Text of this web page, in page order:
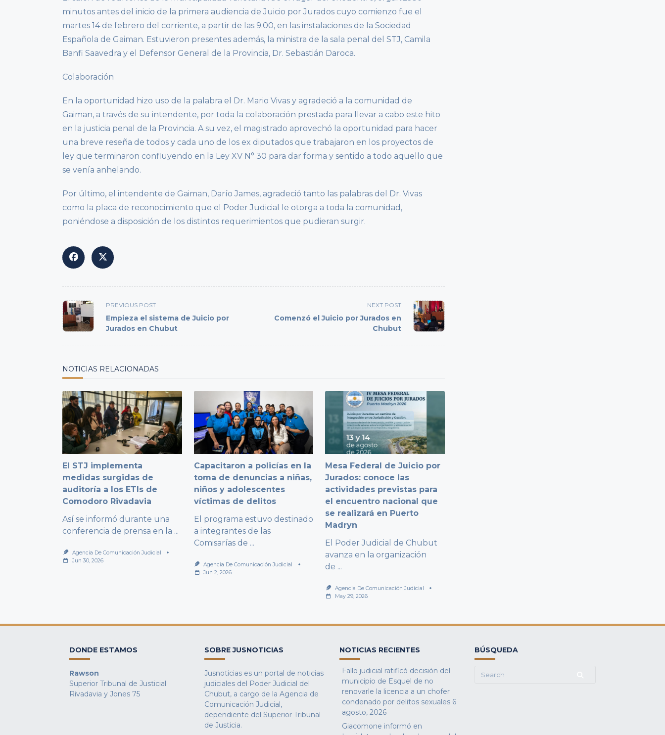
minutos antes del inicio de la primera audiencia de Juicio por Jurados cuyo comienzo fue el
martes 14 de febrero del corriente, a partir de las 9.00, en las instalaciones de la Sociedad
Española de Gaiman. Estuvieron presentes además, la ministra de la sala penal del STJ, Camila
Banfi Saavedra y el Defensor General de la Provincia, Dr. Sebastián Daroca.
Colaboración
En la oportunidad hizo uso de la palabra el Dr. Mario Vivas y agradeció a la comunidad de
Gaiman, a través de su intendente, por toda la colaboración prestada para llevar a cabo este hito
en la justicia penal de la Provincia. A su vez, el magistrado aprovechó la oportunidad para hacer
una breve reseña de todos y cada uno de los ex diputados que trabajaron en los proyectos de
ley que terminaron confluyendo en la Ley XV N° 30 para dar forma y sentido a todo aquello que
se venía anhelando.
Por último, el intendente de Gaiman, Darío James, agradeció tanto las palabras del Dr. Vivas
como la placa de reconocimiento que el Poder Judicial le otorga a toda la comunidad,
poniéndose a disposición de los distintos requerimientos que pudieran surgir.
<span
class="nav-
subtitle
PREVIOUS POST
Empieza el sistema de Juicio por
Jurados en Chubut
NEXT POST
Comenzó el Juicio por Jurados en
Chubut
NOTICIAS RELACIONADAS
El STJ implementa
medidas surgidas de
auditoría a los ETIs de
Comodoro Rivadavia
Así se informó durante una
conferencia de prensa en la ...
Agencia De Comunicación Judicial
Jun 30, 2026
Capacitaron a policías en la
toma de denuncias a niñas,
niños y adolescentes
víctimas de delitos
El programa estuvo destinado
a integrantes de las
Comisarías de ...
Agencia De Comunicación Judicial
Jun 2, 2026
Mesa Federal de Juicio por
Jurados: conoce las
actividades previstas para
el encuentro nacional que
se realizará en Puerto
Madryn
El Poder Judicial de Chubut
avanza en la organización
de ...
Agencia De Comunicación Judicial
May 29, 2026
DONDE ESTAMOS
Rawson
Superior Tribunal de Justicial
Rivadavia y Jones 75
SOBRE JUSNOTICIAS
Jusnoticias es un portal de noticias
judiciales del Poder Judicial del
Chubut, a cargo de la Agencia de
Comunicación Judicial,
dependiente del Superior Tribunal
de Justicia.
NOTICIAS RECIENTES
Fallo judicial ratificó decisión del
municipio de Esquel de no
renovarle la licencia a un chofer
condenado por delitos sexuales 6
agosto, 2026
Giacomone informó en
BÚSQUEDA
Search